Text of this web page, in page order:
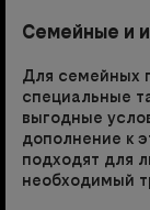
Семейные и
Для семейных
специальные
выгодные
дополнение к
подходят для
необходимый